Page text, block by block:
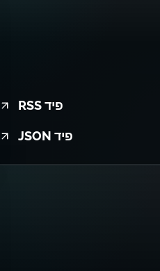
פיד RSS
פיד JSON